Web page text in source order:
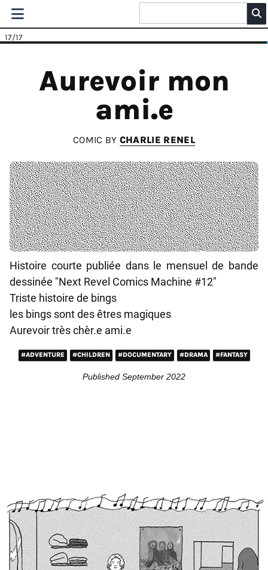
17/17
Aurevoir mon
ami.e
COMIC BY CHARLIE RENEL
Histoire courte publiée dans le mensuel de bande
dessinée "Next Revel Comics Machine #12"
Triste histoire de bings
les bings sont des êtres magiques
Aurevoir très chèr.e ami.e
#ADVENTURE #CHILDREN #DOCUMENTARY #DRAMA #FANTASY
Published September 2022